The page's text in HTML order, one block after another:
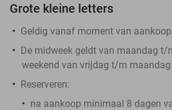
Grote kleine letters
Geldig vanaf moment van
De midweek geldt van maandag t/
weekend van vrijdag t/m maandag
Reserveren:
na aankoop minimaal 8 dagen